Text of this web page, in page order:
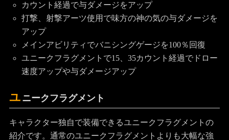
カウント経過で与ダメージをアップ
打撃、射撃アーツ使用で味方の神の気の与ダメージを
アップ
メインアビリティでバニシングゲージを100％回復
ユニークフラグメントで15、35カウント経過でドロー
速度アップや与ダメージアップ
ユ ニークフラグメント
キャラクター独自で装備できるユニークフラグメントの
紹介です。通常のユニークフラグメントよりも大幅な強